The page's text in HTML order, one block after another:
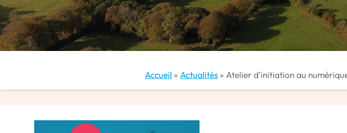
Accueil » Actualités » Atelier d’initiation au